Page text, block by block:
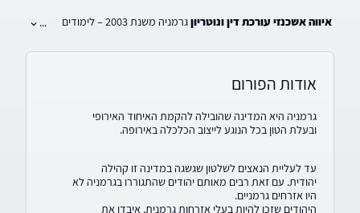
איווה אשכנזי עורכת דין ונוטריון
גרמניה משנת 2003 – לימודים
משנת 2011.
לצאצאי היקים.
...
אודות הפורום
גרמניה היא המדינה שהובילה להקמת האיחוד האירופי
ובעלת הטון בכל הנוגע לייצוב הכלכלה באירופה.
עד לעליית הנאצים לשלטון שגשגה במדינה זו קהילה
יהודית. עם זאת רבים מאותם יהודים שהתגוררו בגרמניה לא
היו אזרחים גרמניים.
היהודים שזכו להיות בעלי אזרחות גרמנית, איבדו את